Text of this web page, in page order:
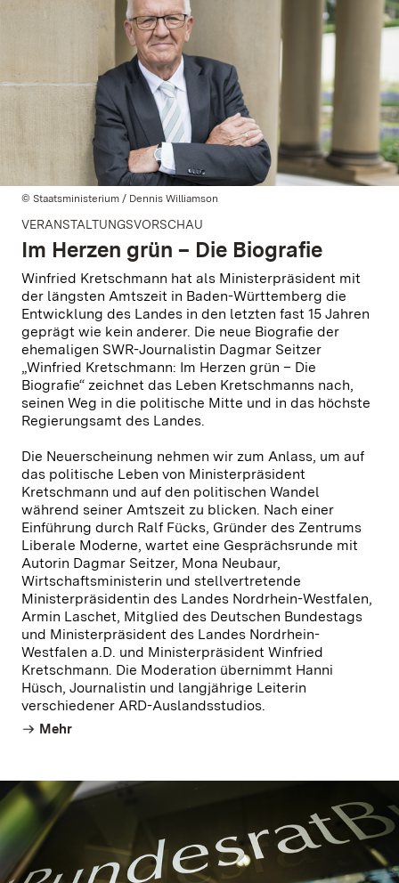
© Staatsministerium / Dennis Williamson
VERANSTALTUNGSVORSCHAU
Im Herzen grün – Die Biografie
Winfried Kretschmann hat als Ministerpräsident mit
der längsten Amtszeit in Baden-Württemberg die
Entwicklung des Landes in den letzten fast 15 Jahren
geprägt wie kein anderer. Die neue Biografie der
ehemaligen SWR-Journalistin Dagmar Seitzer
„Winfried Kretschmann: Im Herzen grün – Die
Biografie“ zeichnet das Leben Kretschmanns nach,
seinen Weg in die politische Mitte und in das höchste
Regierungsamt des Landes.
Die Neuerscheinung nehmen wir zum Anlass, um auf
das politische Leben von Ministerpräsident
Kretschmann und auf den politischen Wandel
während seiner Amtszeit zu blicken. Nach einer
Einführung durch Ralf Fücks, Gründer des Zentrums
Liberale Moderne, wartet eine Gesprächsrunde mit
Autorin Dagmar Seitzer, Mona Neubaur,
Wirtschaftsministerin und stellvertretende
Ministerpräsidentin des Landes Nordrhein-Westfalen,
Armin Laschet, Mitglied des Deutschen Bundestags
und Ministerpräsident des Landes Nordrhein-
Westfalen a.D. und Ministerpräsident Winfried
Kretschmann. Die Moderation übernimmt Hanni
Hüsch, Journalistin und langjährige Leiterin
verschiedener ARD-Auslandsstudios.
Mehr